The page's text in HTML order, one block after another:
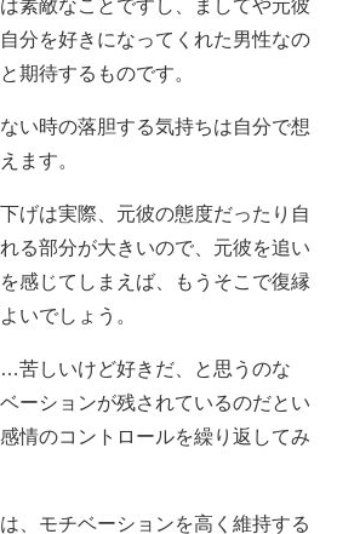
素敵なことですし、ましてや元彼
分を好きになってくれた男性なの
期待するものです。
い時の落胆する気持ちは自分で想
ます。
げは実際、元彼の態度だったり自
る部分が大きいので、元彼を追い
感じてしまえば、もうそこで復縁
いでしょう。
苦しいけど好きだ、と思うのな
ーションが残されているのだとい
情のコントロールを繰り返してみ
、モチベーションを高く維持する